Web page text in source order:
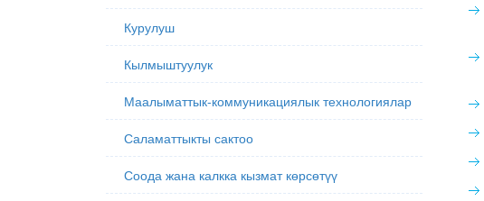
Курулуш
Кылмыштуулук
Маалыматтык-коммуникациялык технологиялар
Саламаттыкты сактоо
Соода жана калкка кызмат көрсөтүү